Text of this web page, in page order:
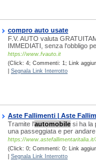
compro auto usate
F.V. AUTO valuta
IMMEDIATI, senza l'obbligo
https://www.fvauto.it
(Click: 4; Commenti: 1; Link
Segnala Link Interrotto
Aste Fallimenti | Aste
Tramite l'automobile si ha la
una passeggiata e per
https://
(Click: 0; Commenti: 0; Link
Segnala Link Interrotto